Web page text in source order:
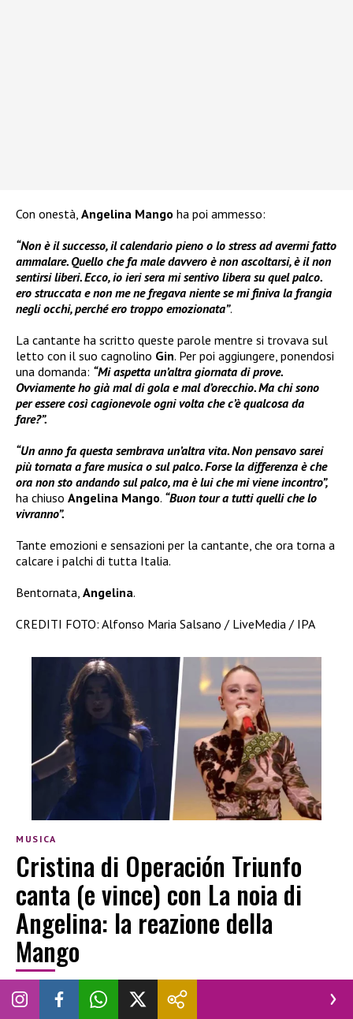
Con onestà, Angelina Mango ha poi ammesso:
“Non è il successo, il calendario pieno o lo stress ad avermi fatto
ammalare. Quello che fa male davvero è non ascoltarsi, è il non
sentirsi liberi. Ecco, io ieri sera mi sentivo libera su quel palco.
ero struccata e non me ne fregava niente se mi finiva la frangia
negli occhi, perché ero troppo emozionata”.
La cantante ha scritto queste parole mentre si trovava sul
letto con il suo cagnolino Gin. Per poi aggiungere, ponendosi
una domanda: “Mi aspetta un’altra giornata di prove.
Ovviamente ho già mal di gola e mal d’orecchio. Ma chi sono
per essere così cagionevole ogni volta che c’è qualcosa da
fare?”.
“Un anno fa questa sembrava un’altra vita. Non pensavo sarei
più tornata a fare musica o sul palco. Forse la differenza è che
ora non sto andando sul palco, ma è lui che mi viene incontro”,
ha chiuso Angelina Mango. “Buon tour a tutti quelli che lo
vivranno”.
Tante emozioni e sensazioni per la cantante, che ora torna a
calcare i palchi di tutta Italia.
Bentornata, Angelina.
CREDITI FOTO: Alfonso Maria Salsano / LiveMedia / IPA
MUSICA
Cristina di Operación Triunfo
canta (e vince) con La noia di
Angelina: la reazione della
Mango
ANGELINA ANGELINA MANGO CRISTINA